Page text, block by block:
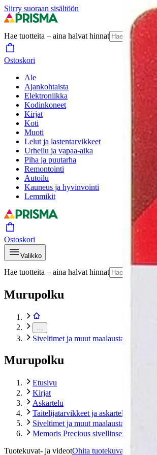
Siirry suoraan sisältöön
Hae tuotteita – aina halvat hinnat
Ostoskori
Ale
Ajankohtaista
Elektroniikka
Kodinkoneet
Kirjat
Koti
Muoti
Lelut ja lastentarvikkeet
Urheilu ja vapaa-aika
Piha ja puutarha
Remontointi
Autoilu
Kauneus ja hyvinvointi
Lemmikit
Ostoskori
Valikko
Hae tuotteita – aina halvat hinnat
Murupolku
Siveltimet ja muut maalaustarvikkeet
Murupolku
Etusivu
Kirjat
Askartelu
Taitelijatarvikkeet ja askarteluvälineet
Siveltimet ja muut maalaustarvikkeet
Memoris Precious sivellinsetti 3 kpl
Tuotekuvat- ja videotOhita tuotekuva